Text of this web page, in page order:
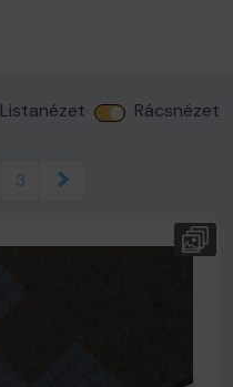
Listanézet Rácsnézet
3